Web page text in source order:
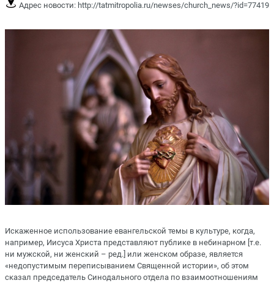
Адрес новости: http://tatmitropolia.ru/newses/church_news/?id=77419
Искаженное использование евангельской темы в культуре, когда,
например, Иисуса Христа представляют публике в небинарном [т.е.
ни мужской, ни женский – ред.] или женском образе, является
«недопустимым переписыванием Священной истории», об этом
сказал председатель Синодального отдела по взаимоотношениям